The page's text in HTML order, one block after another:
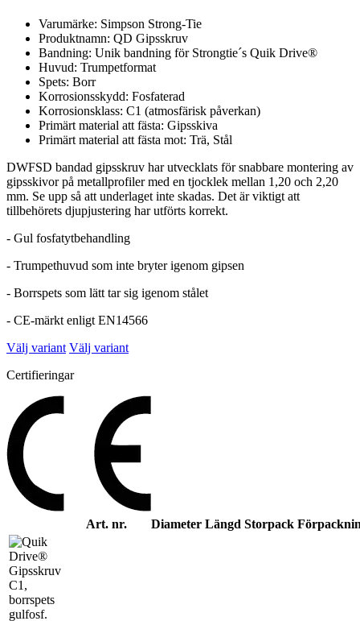
Varumärke: Simpson Strong-Tie
Produktnamn: QD Gipsskruv
Bandning: Unik bandning för Strongtie´s Quik Drive®
Huvud: Trumpetformat
Spets: Borr
Korrosionsskydd: Fosfaterad
Korrosionsklass: C1 (atmosfärisk påverkan)
Primärt material att fästa: Gipsskiva
Primärt material att fästa mot: Trä, Stål
DWFSD bandad gipsskruv har utvecklats för snabbare montering av
gipsskivor på metallprofiler med en tjocklek mellan 1,20 och 2,20
mm. Se upp så att underlaget inte skadas. Det är viktigt att
tillbehörets djupjustering har utförts korrekt.
- Gul fosfatytbehandling
- Trumpethuvud som inte bryter igenom gipsen
- Borrspets som lätt tar sig igenom stålet
- CE-märkt enligt EN14566
Välj variant Välj variant
Certifieringar
Art. nr. Diameter Längd Storpack